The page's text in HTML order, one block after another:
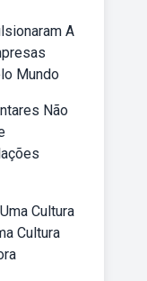
A
Mundo
Não
Cultura
Cultura